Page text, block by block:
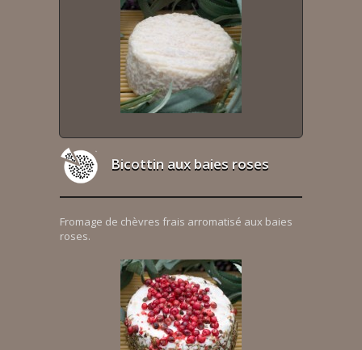
Bicottin aux baies roses
Fromage de chèvres frais arromatisé aux baies
roses.